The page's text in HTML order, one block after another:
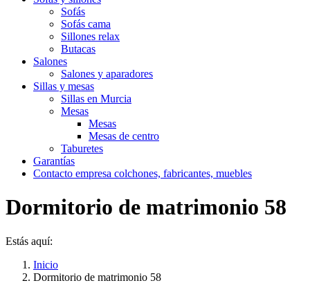
Sofás
Sofás cama
Sillones relax
Butacas
Salones
Salones y aparadores
Sillas y mesas
Sillas en Murcia
Mesas
Mesas
Mesas de centro
Taburetes
Garantías
Contacto empresa colchones, fabricantes, muebles
Dormitorio de matrimonio 58
Estás aquí:
Inicio
Dormitorio de matrimonio 58